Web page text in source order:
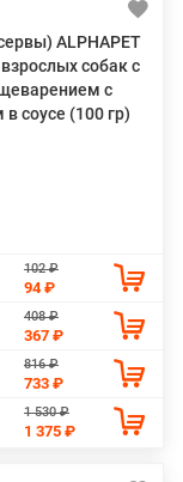
ALPHAPET
собак с
с
соусе (100 гр)
102 ₽
94 ₽
408 ₽
367 ₽
816 ₽
733 ₽
1 530 ₽
1 375 ₽